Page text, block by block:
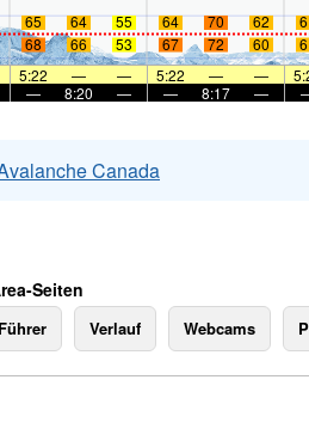
65 64 55 64 70 62
68 66 53 67 72 60
5:22 — — 5:22 — —
— 8:20 — — 8:17 —
Canada
Seiten
Verlauf Webcams